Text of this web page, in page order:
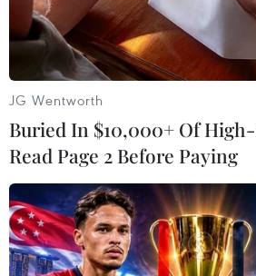
#Người lao động #Nhật Bản
#Thuế tiêu thụ
#Việc làm
#Tuổi
#Người cao tuổi Nhật Bản
Nhật
JG Wentworth
Buried In $10,000+ Of
Read Page 2 Before Paying